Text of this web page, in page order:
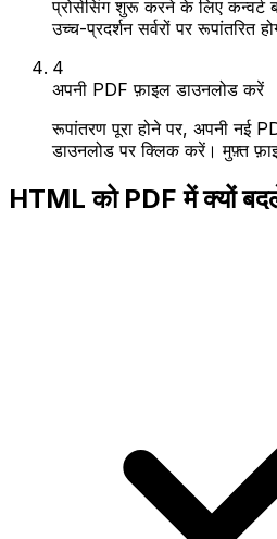
प्रोसेसिंग शुरू करने के लिए कन्वर्ट
उच्च-प्रदर्शन सर्वरों पर रूपांतरित
4
अपनी PDF फ़ाइल डाउनलोड करें
रूपांतरण पूरा होने पर, अपनी नई
डाउनलोड पर क्लिक करें। मुफ़्त
HTML को PDF में क्यों